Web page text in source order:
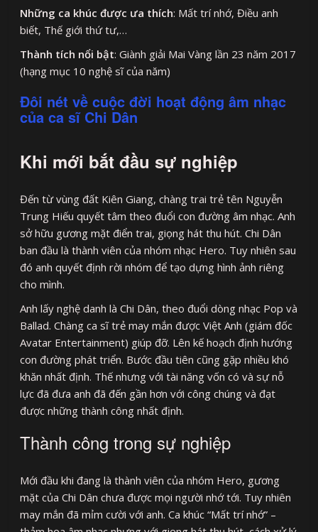
Những ca khúc được ưa thích: Mất trí nhớ, Điều anh
biết, Thế giới thứ tư,…
Thành tích nổi bật: Giành giải Mai Vàng lần 23 năm 2017
(hạng mục 10 nghệ sĩ của năm)
Đôi nét về cuộc đời hoạt động âm nhạc
của ca sĩ Chi Dân
Khi mới bắt đầu sự nghiệp
Đến từ vùng đất Kiên Giang, chàng trai trẻ tên Nguyễn
Trung Hiếu quyết tâm theo đuổi con đường âm nhạc. Anh
sở hữu gương mặt điển trai, giọng hát thu hút. Chi Dân
ban đầu là thành viên của nhóm nhạc Hero. Tuy nhiên sau
đó anh quyết định rời nhóm để tạo dựng hình ảnh riêng
cho mình.
Anh lấy nghệ danh là Chi Dân, theo đuổi dòng nhạc Pop và
Ballad. Chàng ca sĩ trẻ may mắn được Việt Anh (giám đốc
Avatar Entertainment) giúp đỡ. Lên kế hoạch định hướng
con đường phát triển. Bước đầu tiên cũng gặp nhiều khó
khăn nhất định. Thế nhưng với tài năng vốn có và sự nỗ
lực đã đưa anh đã đến gần hơn với công chúng và đạt
được những thành công nhất định.
Thành công trong sự nghiệp
Mới đầu khi đang là thành viên của nhóm Hero, gương
mặt của Chi Dân chưa được mọi người nhớ tới. Tuy nhiên
may mắn đã mỉm cười với anh. Ca khúc “Mất trí nhớ” –